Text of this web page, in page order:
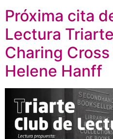
Próxima cita
Lectura
Charing
Helene Hanff